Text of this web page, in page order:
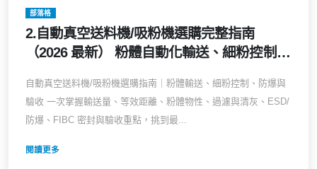
部落格
2.自動真空送料機/吸粉機選購完整指南
（2026 最新） 粉體自動化輸送、細粉控制、
自動真空送料機/吸粉機選購指南｜粉體輸送、細粉控制、防爆與
驗收 一次掌握輸送量、等效距離、粉體物性、過濾與清灰、ESD/
防爆、FIBC 密封與驗收重點，挑到最...
閱讀更多